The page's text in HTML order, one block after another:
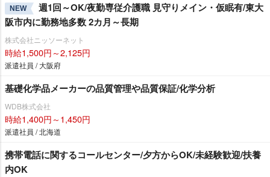
NEW
週1回～OK/夜勤専従介護職 見守りメイン・仮眠有/東大
阪市内に勤務地多数 2カ月～長期
株式会社ニッソーネット
時給1,500円～2,125円
派遣社員 / 大阪府
基礎化学品メーカーの品質管理や品質保証/化学分析
WDB株式会社
時給1,400円～1,450円
派遣社員 / 北海道
携帯電話に関するコールセンター/夕方からOK/未経験歓迎/扶養
内OK